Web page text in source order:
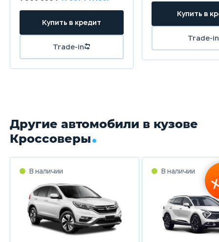
Другие автомобили в кузове
Кроссоверы